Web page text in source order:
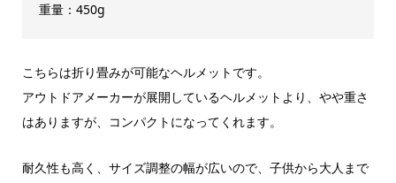
重量：450g
こちらは折り畳みが可能なヘルメットです。
アウトドアメーカーが展開しているヘルメットより、やや重さ
はありますが、コンパクトになってくれます。
耐久性も高く、サイズ調整の幅が広いので、子供から大人まで